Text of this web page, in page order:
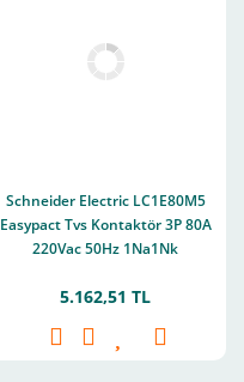
Schneider Electric LC1E80M5
Easypact Tvs Kontaktör 3P 80A
220Vac 50Hz 1Na1Nk
5.162,51 TL